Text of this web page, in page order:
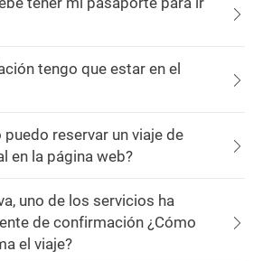
tengo que estar en el
puedo reservar un viaje de
en la página web?
uno de los servicios ha
de confirmación ¿Cómo
el viaje?